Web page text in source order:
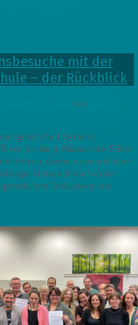
mit der
– der Rückblick
von
gleich fünf Berliner
für die 9. Klassen der Ellen-
Gemeinsam mit dem
Unternehmerverein
Einblicke in die